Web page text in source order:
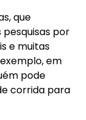
que
por
e muitas
em
pode
corrida para